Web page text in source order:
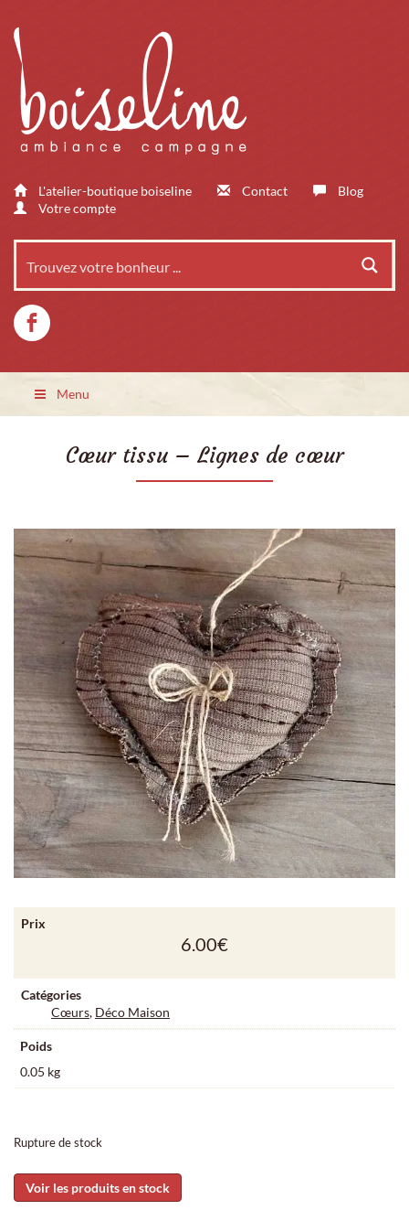
L'atelier-boutique boiseline Contact
Blog
Votre compte
Menu
Cœur tissu – Lignes de cœur
Prix
6.00€
Catégories
Cœurs, Déco Maison
Poids
0.05 kg
Rupture de stock
Voir les produits en stock